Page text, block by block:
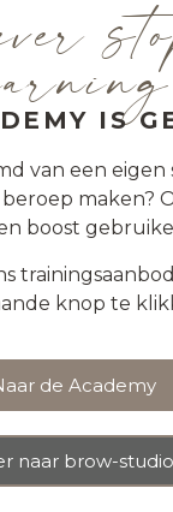
Algemene
*
IS
van een eigen
maken?
boost
knop te
de Academy
naar brow-